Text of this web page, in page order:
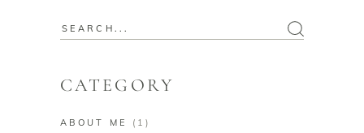
CATEGORY
ABOUT ME (1)